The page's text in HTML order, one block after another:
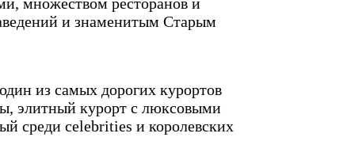
и знаменитым Старым
из самых дорогих курортов
элитный курорт с люксовыми
среди celebrities и королевских